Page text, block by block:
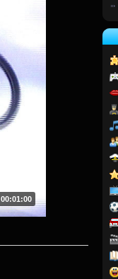
00:01:00